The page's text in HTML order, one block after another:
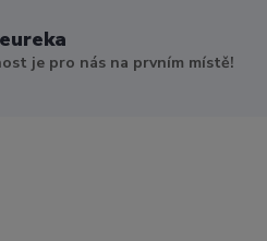
je pro nás na prvním místě!